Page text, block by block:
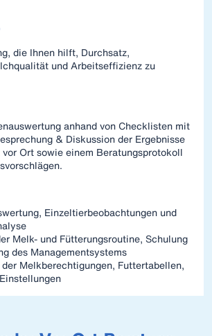
die Ihnen hilft, Durchsatz,
und Arbeitseffizienz zu
anhand von Checklisten mit
& Diskussion der Ergebnisse
Ort sowie einem Beratungsprotokoll
Einzeltierbeobachtungen und
Melk- und Fütterungsroutine, Schulung
des Managementsystems
Melkberechtigungen, Futtertabellen,